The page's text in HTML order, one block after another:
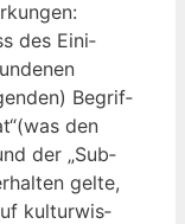
des Eini­
Begrif­
den
der „Sub­
gel­te,
kul­tur­wis­